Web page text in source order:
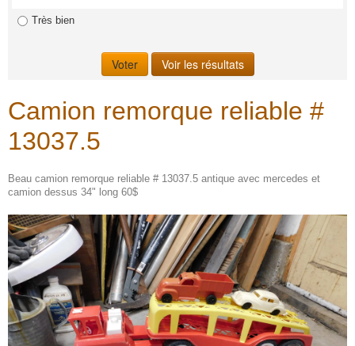
Très bien
Camion remorque reliable #
13037.5
Beau camion remorque reliable # 13037.5 antique avec mercedes et
camion dessus 34" long 60$